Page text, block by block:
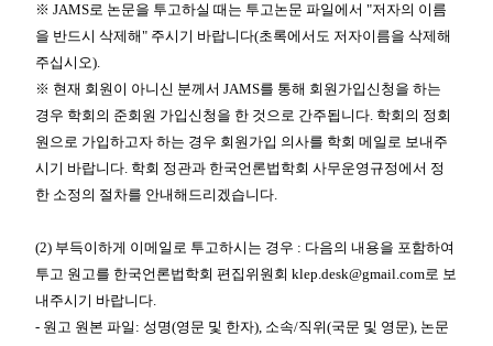
※ JAMS로 논문을 투고하실 때는 투고논문 파일에서 "저자의 이름
을 반드시 삭제해" 주시기 바랍니다(초록에서도 저자이름을 삭제해
주십시오).
※ 현재 회원이 아니신 분께서 JAMS를 통해 회원가입신청을 하는
경우 학회의 준회원 가입신청을 한 것으로 간주됩니다. 학회의 정회
원으로 가입하고자 하는 경우 회원가입 의사를 학회 메일로 보내주
시기 바랍니다. 학회 정관과 한국언론법학회 사무운영규정에서 정
한 소정의 절차를 안내해드리겠습니다.
(2) 부득이하게 이메일로 투고하시는 경우 : 다음의 내용을 포함하여
투고 원고를 한국언론법학회 편집위원회 klep.desk@gmail.com로 보
내주시기 바랍니다.
- 원고 원본 파일 : 성명(영문 및 한자), 소속/직위(국문 및 영문), 논문